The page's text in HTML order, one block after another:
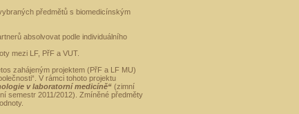
předmětů s biomedicínským
absolvovat podle individuálního
mezi LF, PřF a VUT.
zahájeným projektem (PřF a LF MU)
V rámci tohoto projektu
v laboratorní medicíně“ (zimní
semestr 2011/2012). Zmíněné předměty